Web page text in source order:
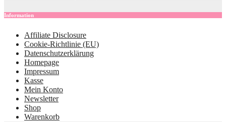
Information
Affiliate Disclosure
Cookie-Richtlinie (EU)
Datenschutzerklärung
Homepage
Impressum
Kasse
Mein Konto
Newsletter
Shop
Warenkorb